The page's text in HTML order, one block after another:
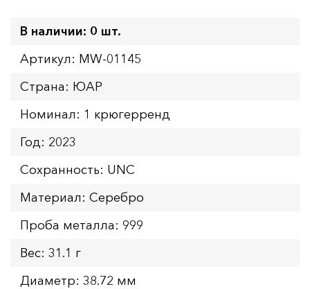
В наличии: 0 шт.
Артикул: MW-01145
Страна: ЮАР
Номинал: 1 крюгерренд
Год: 2023
Сохранность: UNC
Материал: Серебро
Проба металла: 999
Вес: 31.1 г
Диаметр: 38.72 мм